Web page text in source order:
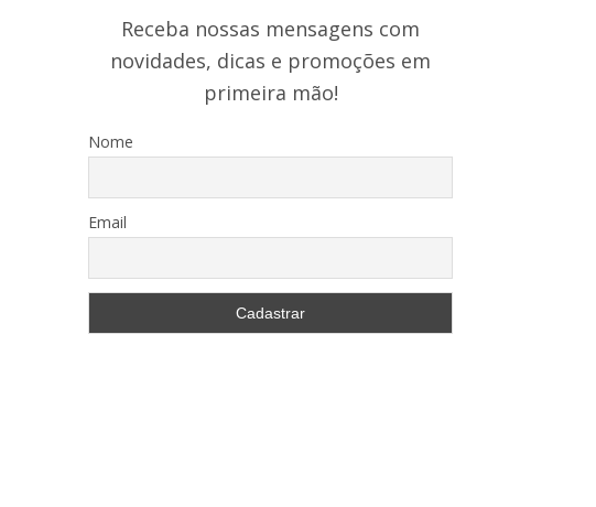
Receba nossas mensagens com
novidades, dicas e promoções em
primeira mão!
Nome
Email